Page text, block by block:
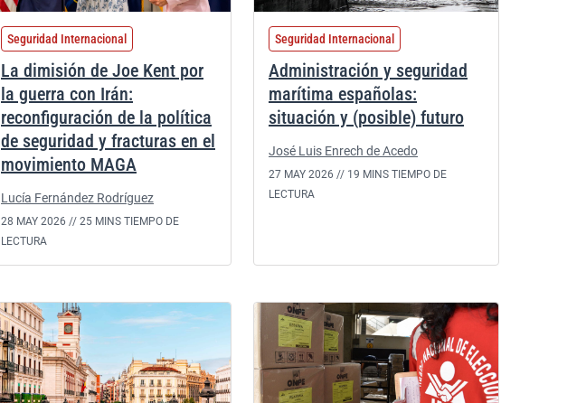
Seguridad Internacional
La dimisión de Joe Kent por
la guerra con Irán:
reconfiguración de la política
de seguridad y fracturas en el
movimiento MAGA
Lucía Fernández Rodríguez
28 MAY 2026 // 25 MINS TIEMPO DE
LECTURA
Seguridad Internacional
Administración y seguridad
marítima españolas:
situación y (posible) futuro
José Luis Enrech de Acedo
27 MAY 2026 // 19 MINS TIEMPO DE
LECTURA